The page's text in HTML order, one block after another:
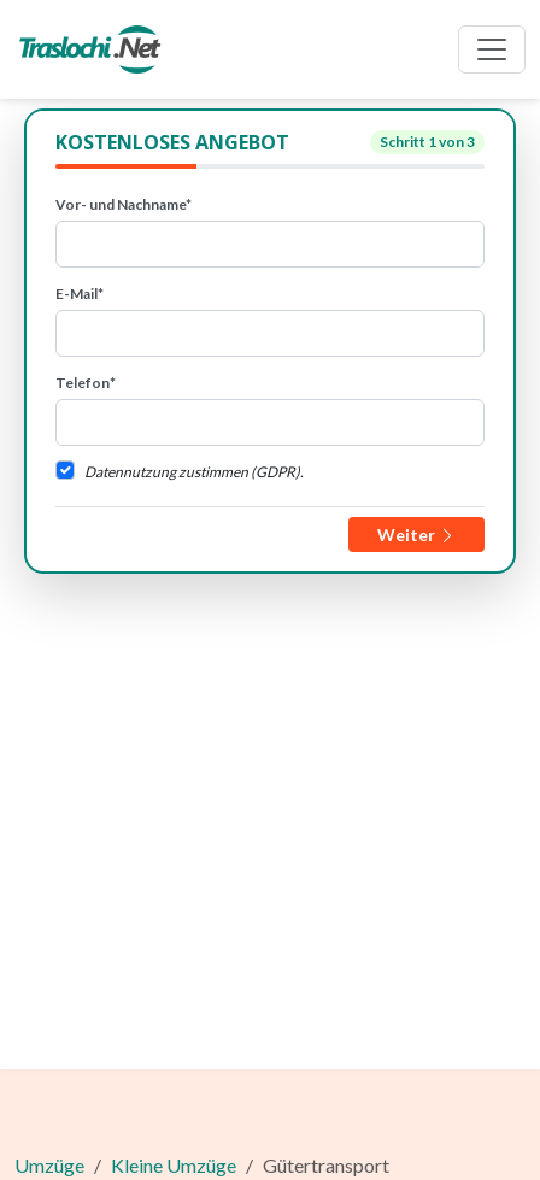
KOSTENLOSES ANGEBOT Schritt 1von 3
Vor- und Nachname*
E-Mail*
Telefon*
Datennutzung zustimmen (GDPR).
Weiter
Umzüge Kleine Umzüge Gütertransport